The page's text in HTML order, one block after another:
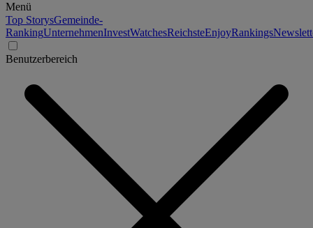
Menü
Top StorysGemeinde-
RankingUnternehmenInvestWatchesReichsteEnjoyRankings
Benutzerbereich